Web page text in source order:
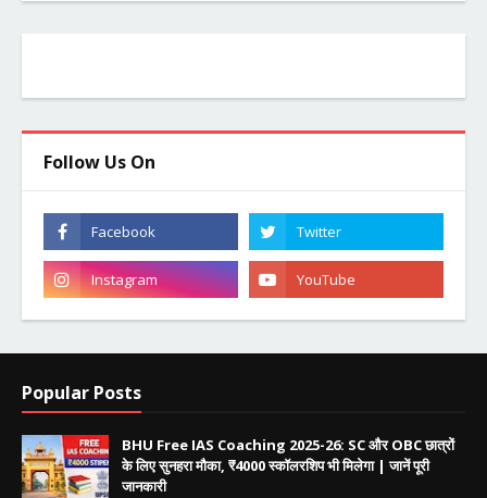
Follow Us On
Popular Posts
BHU Free IAS Coaching 2025-26: SC और OBC छात्रों
के लिए सुनहरा मौका, ₹4000 स्कॉलरशिप भी मिलेगा | जानें पूरी
जानकारी